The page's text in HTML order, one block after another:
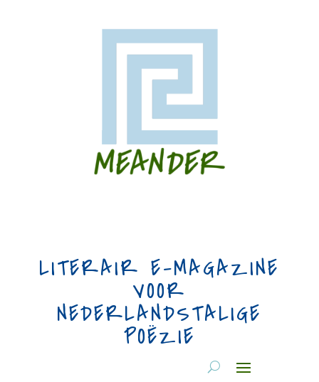
LITERAIR E-MAGAZINE
VOOR
NEDERLANDSTALIGE
POËZIE